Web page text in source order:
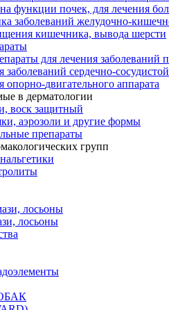
функции почек, для лечения
заболеваний желудочно-
кишечника, вывода шерсти
для лечения заболеваний
заболеваний сердечно-
опорно-двигательного аппарата
в дерматологии
воск защитный
аэрозоли и другие формы
препараты
групп
лосьоны
лосьоны